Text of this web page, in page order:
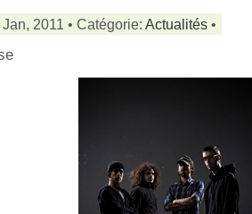
2011 • Catégorie: Actualités •